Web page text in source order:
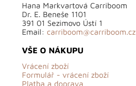
Hana Markvartová Carriboom
Dr. E. Beneše 1101
391 01 Sezimovo Ústí 1
Email: carriboom@carriboom.cz
VŠE O NÁKUPU
Vrácení zboží
Formulář - vrácení zboží
Platba a doprava